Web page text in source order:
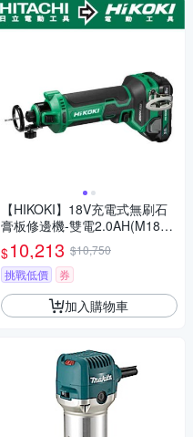
【HIKOKI】18V充電式無刷石
膏板修邊機-雙電2.0AH(M18DY
A)
$10,213 $10,750
挑戰低價
券
加入購物車